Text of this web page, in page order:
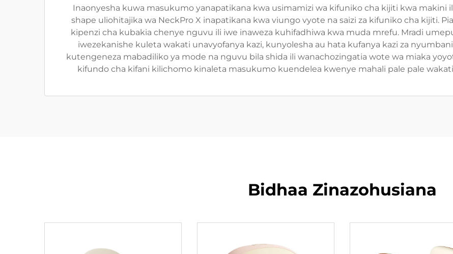
Inaonyesha kuwa masukumo yanapatikana kwa usimamizi wa kifuniko cha kijiti kwa makini
shape uliohitajika wa NeckPro X inapatikana kwa viungo vyote na saizi za kifuniko cha kijiti.
kipenzi cha kubakia chenye nguvu ili iwe inaweza kuhifadhiwa kwa muda mrefu. Mradi
iwezekanishe kuleta wakati unavyofanya kazi, kunyolesha au hata kufanya kazi za
kutengeneza mabadiliko ya mode na nguvu bila shida ili wanachozingatia wote wa miaka
kifundo cha kifani kilichomo kinaleta masukumo kuendelea kwenye mahali pale pale
Bidhaa Zinazohusiana